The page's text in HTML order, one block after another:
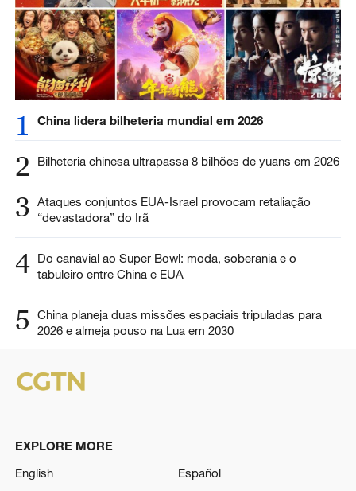
1 China lidera bilheteria mundial em 2026
2 Bilheteria chinesa ultrapassa 8 bilhões de yuans em 2026
3 Ataques conjuntos EUA-Israel provocam retaliação
“devastadora” do Irã
4 Do canavial ao Super Bowl: moda, soberania e o
tabuleiro entre China e EUA
5
China planeja duas missões espaciais tripuladas para
2026 e almeja pouso na Lua em 2030
EXPLORE MORE
English
Español